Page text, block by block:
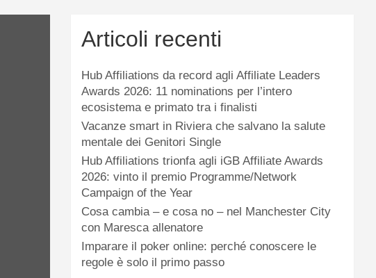
Articoli recenti
Hub Affiliations da record agli Affiliate Leaders
Awards 2026: 11 nominations per l’intero
ecosistema e primato tra i finalisti
Vacanze smart in Riviera che salvano la salute
mentale dei Genitori Single
Hub Affiliations trionfa agli iGB Affiliate Awards
2026: vinto il premio Programme/Network
Campaign of the Year
Cosa cambia – e cosa no – nel Manchester City
con Maresca allenatore
Imparare il poker online: perché conoscere le
regole è solo il primo passo